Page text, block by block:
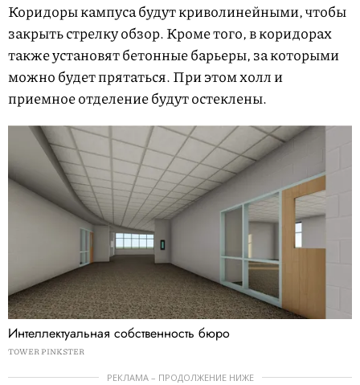
Коридоры кампуса будут криволинейными, чтобы
закрыть стрелку обзор. Кроме того, в коридорах
также установят бетонные барьеры, за которыми
можно будет прятаться. При этом холл и
приемное отделение будут остеклены.
Интеллектуальная собственность бюро
TOWER PINKSTER
РЕКЛАМА – ПРОДОЛЖЕНИЕ НИЖЕ